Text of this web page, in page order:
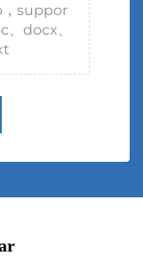
suppor
docx、